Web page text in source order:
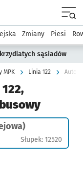
Komunikacja
Zmiany Piesi
sąsiadów
MPK Linia 122
Słupek: 12520